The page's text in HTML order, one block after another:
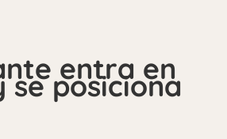
entra en
se posiciona